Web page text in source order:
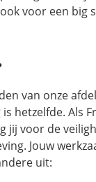
voor een big
van onze
hetzelfde. Als
jij voor de
Jouw
uit: